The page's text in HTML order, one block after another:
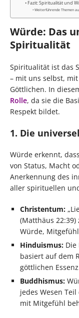
Fazit: Spiritualität und
Weiterführende Themen
Würde: Das
Spiritualität
Spiritualität ist das
– mit uns selbst,
Göttlichen. In
Rolle, da sie die
Respekt bildet.
1. Die
Würde erkennt,
von Status, Macht
Anerkennung des
aller spirituellen
Christentum:
(Matthäus
Würde,
Hinduismus:
basiert auf dem
göttlichen
Buddhismus:
jedes Wesen
mit Mitgefühl